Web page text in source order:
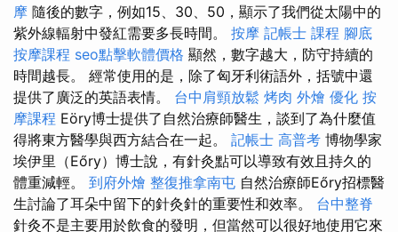
摩 隨後的數字，例如15、30、50，顯示了我們從太陽中的
紫外線輻射中發紅需要多長時間。 按摩 記帳士 課程 腳底
按摩課程 seo點擊軟體價格 顯然，數字越大，防守持續的
時間越長。 經常使用的是，除了匈牙利術語外，括號中還
提供了廣泛的英語表情。 台中肩頸放鬆 烤肉 外燴 優化 按
摩課程 Eöry博士提供了自然治療師醫生，談到了為什麼值
得將東方醫學與西方結合在一起。 記帳士 高普考 博物學家
埃伊里（Eőry）博士說，有針灸點可以導致有效且持久的
體重減輕。 到府外燴 整復推拿南屯 自然治療師Eőry招標醫
生討論了耳朵中留下的針灸針的重要性和效率。 台中整脊
針灸不是主要用於飲食的發明，但當然可以很好地使用它來